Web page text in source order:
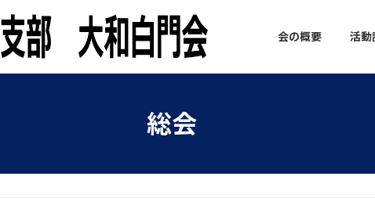
会の概要 活動
総会